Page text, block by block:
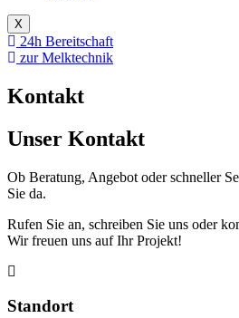
X
24h Bereitschaft
zur Melktechnik
Kontakt
Unser Kontakt
Ob Beratung, Angebot oder schneller
Sie da.
Rufen Sie an, schreiben Sie uns oder
Wir freuen uns auf Ihr Projekt!
Standort